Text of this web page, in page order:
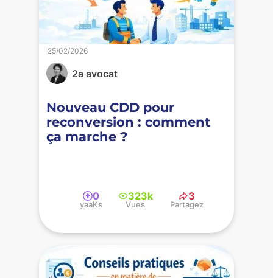
2a avocat
Nouveau CDD pour
reconversion : comment
ça marche ?
25/02/2026
0
yaaKs
323k
Vues
3
Partagez